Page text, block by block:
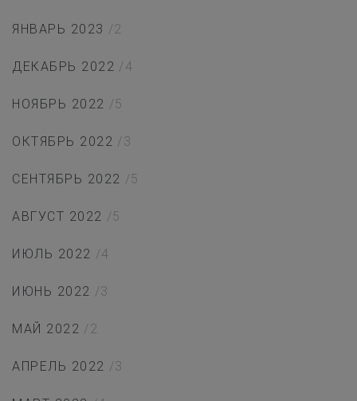
ЯНВАРЬ 2023 /2
ДЕКАБРЬ 2022 /4
НОЯБРЬ 2022 /5
ОКТЯБРЬ 2022 /3
СЕНТЯБРЬ 2022 /5
АВГУСТ 2022 /5
ИЮЛЬ 2022 /4
ИЮНЬ 2022 /3
МАЙ 2022 /2
АПРЕЛЬ 2022 /3